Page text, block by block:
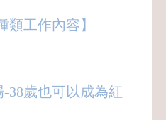
類工作內容】
-38歲也可以成為紅